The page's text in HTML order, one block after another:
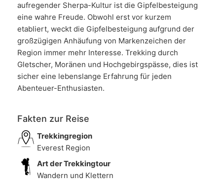
aufregender Sherpa-Kultur ist die Gipfelbesteigung
eine wahre Freude. Obwohl erst vor kurzem
etabliert, weckt die Gipfelbesteigung aufgrund der
großzügigen Anhäufung von Markenzeichen der
Region immer mehr Interesse. Trekking durch
Gletscher, Moränen und Hochgebirgspässe, dies ist
sicher eine lebenslange Erfahrung für jeden
Abenteuer-Enthusiasten.
Fakten zur Reise
Trekkingregion
Everest Region
Art der Trekkingtour
Wandern und Klettern